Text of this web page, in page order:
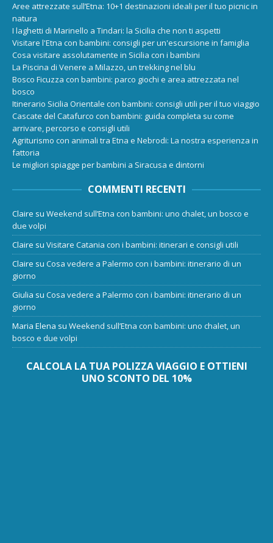
Aree attrezzate sull’Etna: 10+1 destinazioni ideali per il tuo picnic in
natura
I laghetti di Marinello a Tindari: la Sicilia che non ti aspetti
Visitare l'Etna con bambini: consigli per un'escursione in famiglia
Cosa visitare assolutamente in Sicilia con i bambini
La Piscina di Venere a Milazzo, un trekking nel blu
Bosco Ficuzza con bambini: parco giochi e area attrezzata nel
bosco
Itinerario Sicilia Orientale con bambini: consigli utili per il tuo viaggio
Cascate del Catafurco con bambini: guida completa su come
arrivare, percorso e consigli utili
Agriturismo con animali tra Etna e Nebrodi: La nostra esperienza in
fattoria
Le migliori spiagge per bambini a Siracusa e dintorni
COMMENTI RECENTI
Claire su Weekend sull’Etna con bambini: uno chalet, un bosco e
due volpi
Claire su Visitare Catania con i bambini: itinerari e consigli utili
Claire su Cosa vedere a Palermo con i bambini: itinerario di un
giorno
Giulia su Cosa vedere a Palermo con i bambini: itinerario di un
giorno
Maria Elena su Weekend sull’Etna con bambini: uno chalet, un
bosco e due volpi
CALCOLA LA TUA POLIZZA VIAGGIO E OTTIENI
UNO SCONTO DEL 10%